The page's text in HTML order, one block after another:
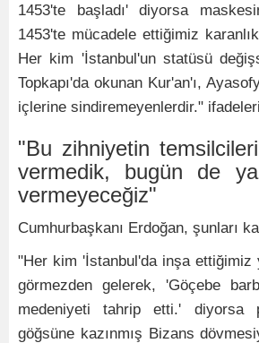
1453'te başladı' diyorsa
1453'te mücadele ettiğimiz
Her kim 'İstanbul'un statüsü
Topkapı'da okunan Kur'an'ı,
içlerine sindiremeyenlerdir."
"Bu zihniyetin
vermedik, bugün de
vermeyeceğiz"
Cumhurbaşkanı Erdoğan, şunları
"Her kim 'İstanbul'da inşa ettiğimiz
görmezden gelerek, 'Göçebe
medeniyeti tahrip etti.' diyorsa
göğsüne kazınmış Bizans